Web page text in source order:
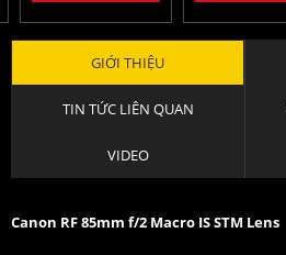
GIỚI THIỆU
TIN TỨC LIÊN QUAN
VIDEO
Canon RF 85mm f/2 Macro IS STM Lens